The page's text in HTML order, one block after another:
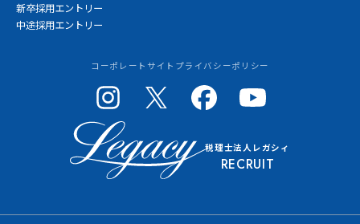
新卒採用エントリー
中途採用エントリー
コーポレートサイト プライバシーポリシー
税理士法人レガシィ
RECRUIT